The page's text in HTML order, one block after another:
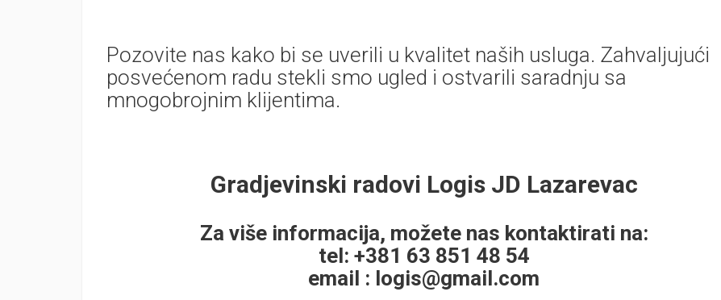
Pozovite nas kako bi se uverili u kvalitet naših usluga. Zahvaljujući
posvećenom radu stekli smo ugled i ostvarili saradnju sa
mnogobrojnim klijentima.
Gradjevinski radovi Logis JD Lazarevac
Za više informacija, možete nas kontaktirati na:
tel: +381 63 851 48 54
email : logis@gmail.com